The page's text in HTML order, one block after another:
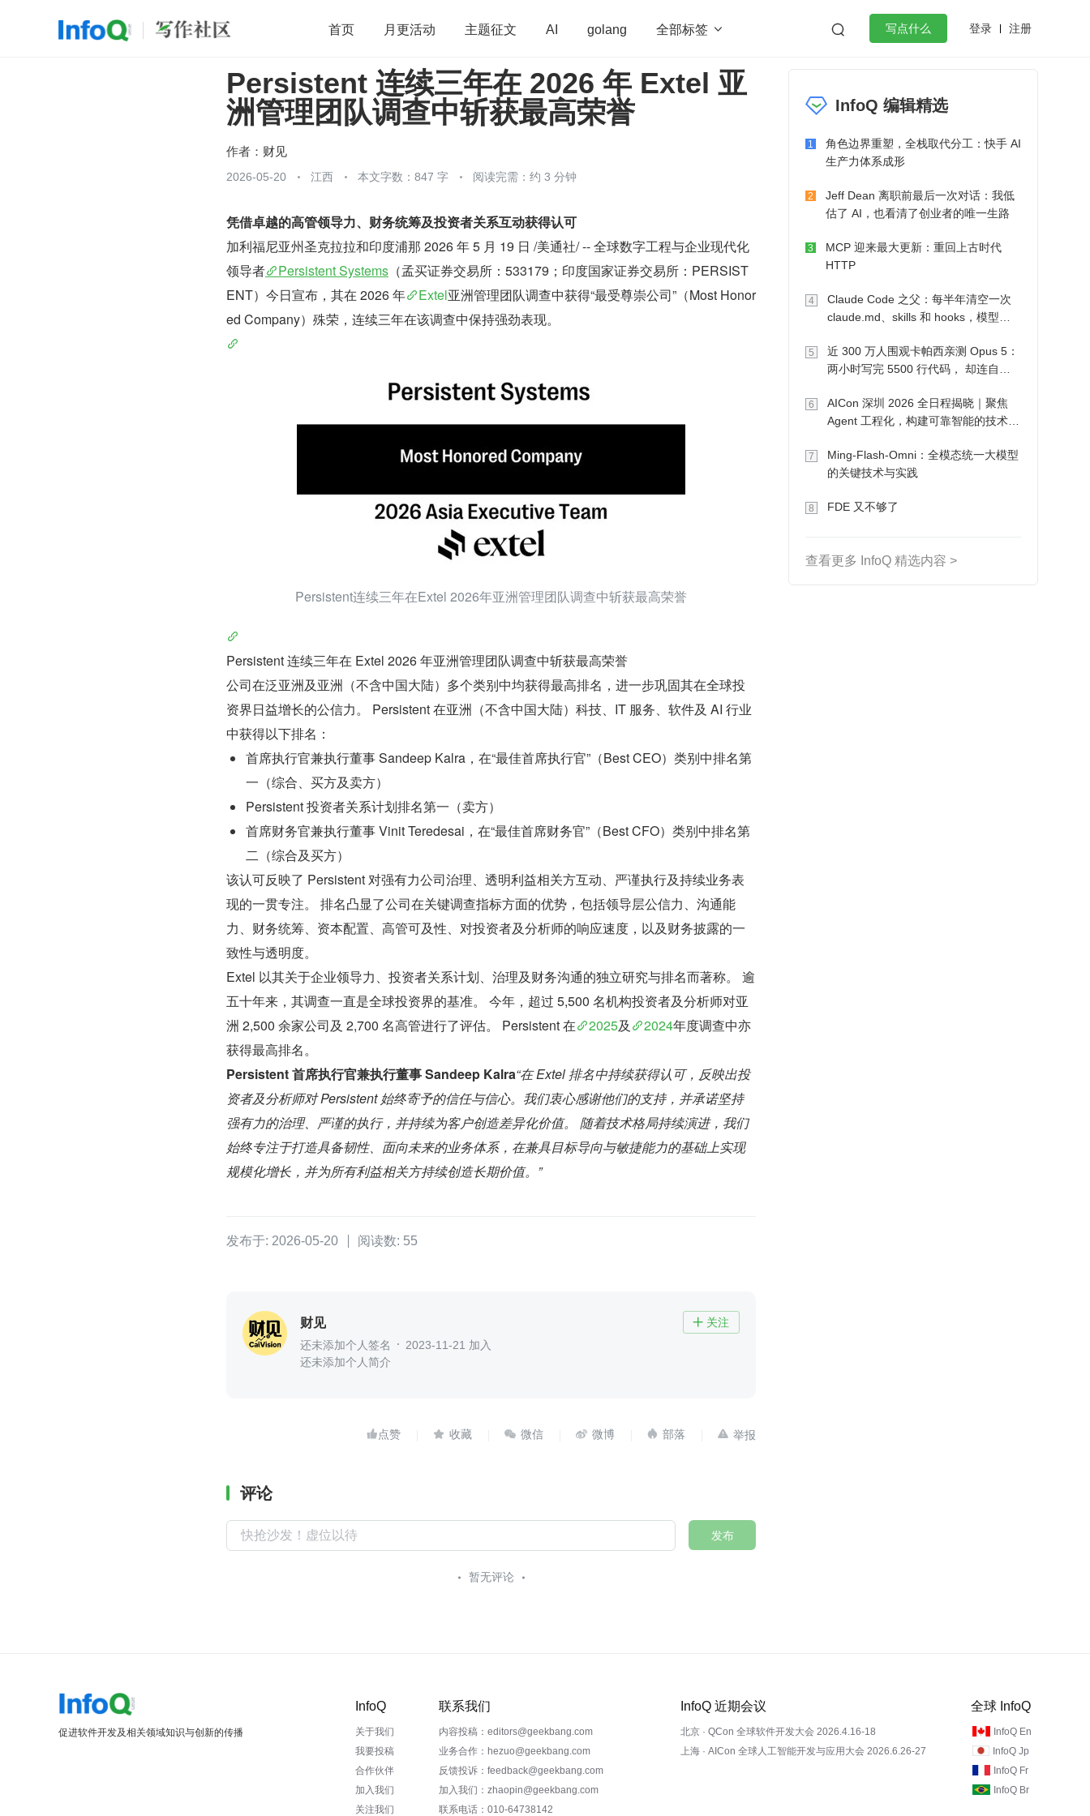
首页 月更活动 主题征文 AI golang 全部标签   写点什么 登录 注册
开源 架构 OpenHarmony 算法 学习方法 Web3.0 高效工作
团队管理 程序员 运维 深度思考 低代码 微服务架构 flutter
Persistent 连续三年在 2026 年 Extel 亚
洲管理团队调查中斩获最高荣誉
作者： 财见
2026-05-20 江西 本文字数：847 字 阅读完需：约 3 分钟
凭借卓越的高管领导力、财务统筹及投资者关系互动获得认可
加利福尼亚州圣克拉拉和印度浦那 2026 年 5 月 19 日 /美通社/ -- 全球数字工程与企业现代化
领导者
Persistent Systems （孟买证券交易所：533179；印度国家证券交易所：PERSIST
ENT）今日宣布，其在 2026 年
Extel亚洲管理团队调查中获得“最受尊崇公司”（Most Honor
ed Company）殊荣，连续三年在该调查中保持强劲表现。
Persistent连续三年在Extel 2026年亚洲管理团队调查中斩获最高荣誉
Persistent 连续三年在 Extel 2026 年亚洲管理团队调查中斩获最高荣誉
公司在泛亚洲及亚洲（不含中国大陆）多个类别中均获得最高排名，进一步巩固其在全球投
资界日益增长的公信力。 Persistent 在亚洲（不含中国大陆）科技、IT 服务、软件及 AI 行业
中获得以下排名：
首席执行官兼执行董事 Sandeep Kalra，在“最佳首席执行官”（Best CEO）类别中排名第
一（综合、买方及卖方）
Persistent 投资者关系计划排名第一（卖方）
首席财务官兼执行董事 Vinit Teredesai，在“最佳首席财务官”（Best CFO）类别中排名第
二（综合及买方）
该认可反映了 Persistent 对强有力公司治理、透明利益相关方互动、严谨执行及持续业务表
现的一贯专注。 排名凸显了公司在关键调查指标方面的优势，包括领导层公信力、沟通能
力、财务统筹、资本配置、高管可及性、对投资者及分析师的响应速度，以及财务披露的一
致性与透明度。
Extel 以其关于企业领导力、投资者关系计划、治理及财务沟通的独立研究与排名而著称。 逾
五十年来，其调查一直是全球投资界的基准。 今年，超过 5,500 名机构投资者及分析师对亚
洲 2,500 余家公司及 2,700 名高管进行了评估。 Persistent 在
2025及 2024年度调查中亦
获得最高排名。
Persistent 首席执行官兼执行董事 Sandeep Kalra“在 Extel 排名中持续获得认可，反映出投
资者及分析师对 Persistent 始终寄予的信任与信心。我们衷心感谢他们的支持，并承诺坚持
强有力的治理、严谨的执行，并持续为客户创造差异化价值。 随着技术格局持续演进，我们
始终专注于打造具备韧性、面向未来的业务体系，在兼具目标导向与敏捷能力的基础上实现
规模化增长，并为所有利益相关方持续创造长期价值。”
发布于: 2026-05-20 阅读数: 55
财见  关注
还未添加个人签名
2023-11-21 加入
还未添加个人简介
     
评论
发布
暂无评论
InfoQ 编辑精选
1
角色边界重塑，全栈取代分工：快手 AI
生产力体系成形
2
Jeff Dean 离职前最后一次对话：我低
估了 AI，也看清了创业者的唯一生路
3
MCP 迎来最大更新：重回上古时代
HTTP
4
Claude Code 之父：每半年清空一次
claude.md、skills 和 hooks，模型自
5
近 300 万人围观卡帕西亲测 Opus 5：
两小时写完 5500 行代码， 却连自己
6
AICon 深圳 2026 全日程揭晓｜聚焦
Agent 工程化，构建可靠智能的技术路
7
Ming-Flash-Omni：全模态统一大模型
的关键技术与实践
8 FDE 又不够了
查看更多 InfoQ 精选内容 >
促进软件开发及相关领域知识与创新的传播
InfoQ
关于我们
我要投稿
合作伙伴
加入我们
关注我们
联系我们
内容投稿：editors@geekbang.com
业务合作：hezuo@geekbang.com
反馈投诉：feedback@geekbang.com
加入我们：zhaopin@geekbang.com
联系电话：010-64738142
InfoQ 近期会议
北京 · QCon 全球软件开发大会 2026.4.16-18
上海 · AICon 全球人工智能开发与应用大会 2026.6.26-27
全球 InfoQ
InfoQ En
InfoQ Jp
InfoQ Fr
InfoQ Br